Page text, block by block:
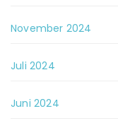
November 2024
Juli 2024
Juni 2024